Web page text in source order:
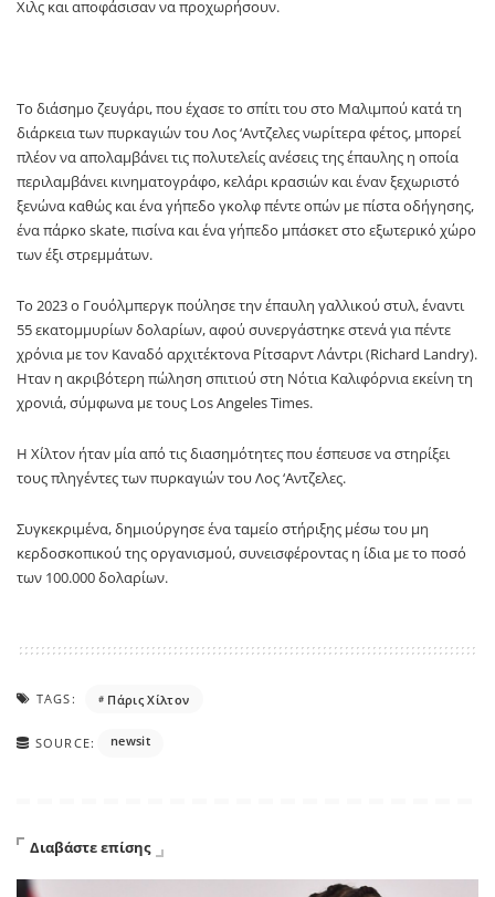
Χιλς και αποφάσισαν να προχωρήσουν.
Το διάσημο ζευγάρι, που έχασε το σπίτι του στο Μαλιμπού κατά τη
διάρκεια των πυρκαγιών του Λος ‘Αντζελες νωρίτερα φέτος, μπορεί
πλέον να απολαμβάνει τις πολυτελείς ανέσεις της έπαυλης η οποία
περιλαμβάνει κινηματογράφο, κελάρι κρασιών και έναν ξεχωριστό
ξενώνα καθώς και ένα γήπεδο γκολφ πέντε οπών με πίστα οδήγησης,
ένα πάρκο skate, πισίνα και ένα γήπεδο μπάσκετ στο εξωτερικό χώρο
των έξι στρεμμάτων.
Το 2023 ο Γουόλμπεργκ πούλησε την έπαυλη γαλλικού στυλ, έναντι
55 εκατομμυρίων δολαρίων, αφού συνεργάστηκε στενά για πέντε
χρόνια με τον Καναδό αρχιτέκτονα Ρίτσαρντ Λάντρι (Richard Landry).
Ηταν η ακριβότερη πώληση σπιτιού στη Νότια Καλιφόρνια εκείνη τη
χρονιά, σύμφωνα με τους Los Angeles Times.
Η Χίλτον ήταν μία από τις διασημότητες που έσπευσε να στηρίξει
τους πληγέντες των πυρκαγιών του Λος ‘Αντζελες.
Συγκεκριμένα, δημιούργησε ένα ταμείο στήριξης μέσω του μη
κερδοσκοπικού της οργανισμού, συνεισφέροντας η ίδια με το ποσό
των 100.000 δολαρίων.
TAGS: Πάρις Χίλτον
SOURCE: newsit
Διαβάστε επίσης